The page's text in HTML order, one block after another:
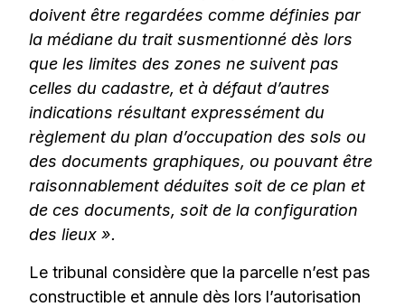
doivent être regardées comme définies par
la médiane du trait susmentionné dès lors
que les limites des zones ne suivent pas
celles du cadastre, et à défaut d’autres
indications résultant expressément du
règlement du plan d’occupation des sols ou
des documents graphiques, ou pouvant être
raisonnablement déduites soit de ce plan et
de ces documents, soit de la configuration
des lieux ».
Le tribunal considère que la parcelle n’est pas
constructible et annule dès lors l’autorisation